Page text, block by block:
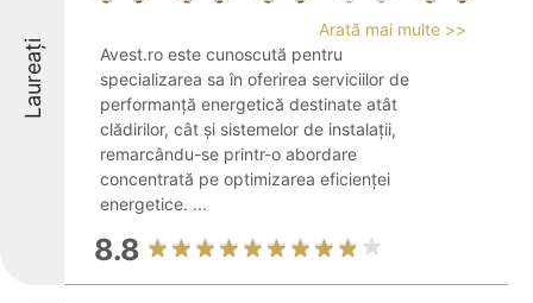
Laureați
Arată mai multe >>
Avest.ro este cunoscută pentru
specializarea sa în oferirea serviciilor de
performanță energetică destinate atât
clădirilor, cât și sistemelor de instalații,
remarcându-se printr-o abordare
concentrată pe optimizarea eficienței
energetice. ...
8.8